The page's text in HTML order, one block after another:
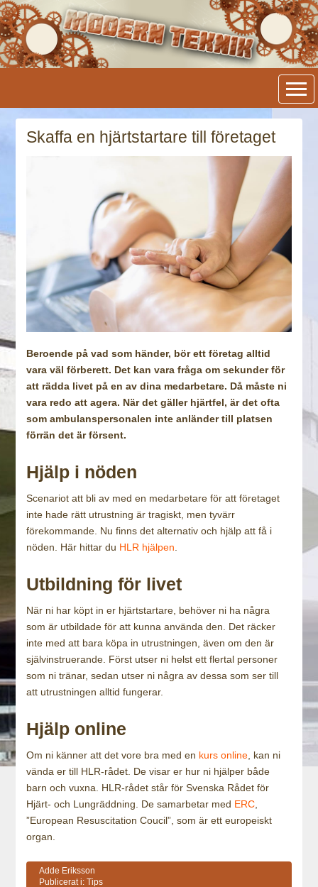
Skaffa en hjärtstartare till företaget
Beroende på vad som händer, bör ett företag alltid
vara väl förberett. Det kan vara fråga om sekunder för
att rädda livet på en av dina medarbetare. Då måste ni
vara redo att agera. När det gäller hjärtfel, är det ofta
som ambulanspersonalen inte anländer till platsen
förrän det är försent.
Hjälp i nöden
Scenariot att bli av med en medarbetare för att företaget
inte hade rätt utrustning är tragiskt, men tyvärr
förekommande. Nu finns det alternativ och hjälp att få i
nöden. Här hittar du HLR hjälpen
Utbildning för livet
När ni har köpt in er hjärtstartare, behöver ni ha några
som är utbildade för att kunna använda den. Det räcker
inte med att bara köpa in utrustningen, även om den är
självinstruerande. Först utser ni helst ett flertal personer
som ni tränar, sedan utser ni några av dessa som ser till
att utrustningen alltid fungerar.
Hjälp online
Om ni känner att det vore bra med en kurs online , kan ni
vända er till HLR-rådet. De visar er hur ni hjälper både
barn och vuxna. HLR-rådet står för Svenska Rådet för
Hjärt- och Lungräddning. De samarbetar med ERC
”European Resuscitation Coucil”, som är ett europeiskt
organ.
Adde Eriksson
Publicerat i:Tips